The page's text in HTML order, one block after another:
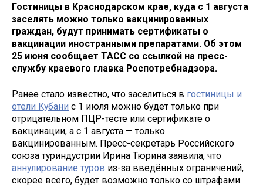
Гостиницы в Краснодарском крае, куда с 1 августа
заселять можно только вакцинированных
граждан, будут принимать сертификаты о
вакцинации иностранными препаратами. Об этом
25 июня сообщает ТАСС со ссылкой на пресс-
службу краевого главка Роспотребнадзора.
Ранее стало известно, что заселиться в гостиницы и
отели Кубани с 1 июля можно будет только при
отрицательном ПЦР-тесте или сертификате о
вакцинации, а с 1 августа — только
вакцинированным. Пресс-секретарь Российского
союза туриндустрии Ирина Тюрина заявила, что
аннулирование туров из-за введённых ограничений,
скорее всего, будет возможно только со штрафами.